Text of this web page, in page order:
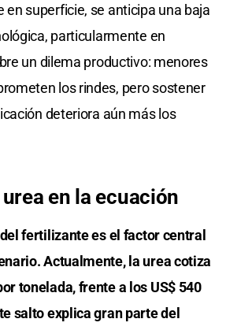
en superficie, se anticipa una baja
particularmente en
un dilema productivo: menores
los rindes, pero sostener
deteriora aún más los
en la ecuación
fertilizante es el factor central
Actualmente, la urea cotiza
tonelada, frente a los US$ 540
salto explica gran parte del